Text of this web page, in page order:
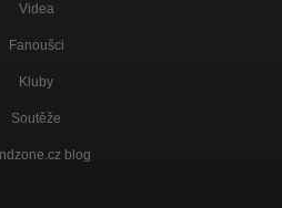
Videa
Fanoušci
Kluby
Soutěže
blog